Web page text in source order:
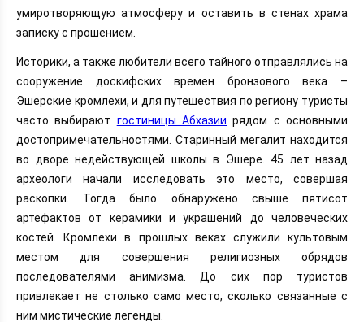
умиротворяющую атмосферу и оставить в стенах храма
записку с прошением.
Историки, а также любители всего тайного отправлялись на
сооружение доскифских времен бронзового века –
Эшерские кромлехи, и для путешествия по региону туристы
часто выбирают гостиницы Абхазии рядом с основными
достопримечательностями. Старинный мегалит находится
во дворе недействующей школы в Эшере. 45 лет назад
археологи начали исследовать это место, совершая
раскопки. Тогда было обнаружено свыше пятисот
артефактов от керамики и украшений до человеческих
костей. Кромлехи в прошлых веках служили культовым
местом для совершения религиозных обрядов
последователями анимизма. До сих пор туристов
привлекает не столько само место, сколько связанные с
ним мистические легенды.